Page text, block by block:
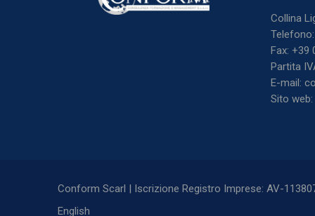
Collina
Fax: +39
Partita
E-mail:
Sito web:
Conform Scarl | Iscrizione Registro Imprese: AV-
English